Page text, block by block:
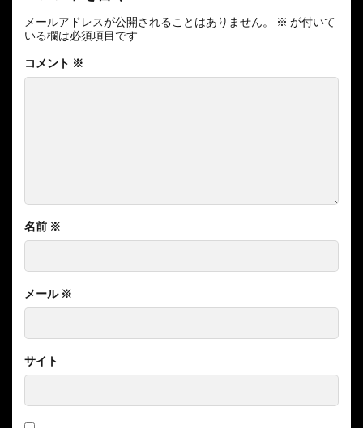
メールアドレスが公開されることはありません。 ※ が付いて
いる欄は必須項目です
コメント ※
名前 ※
メール ※
サイト